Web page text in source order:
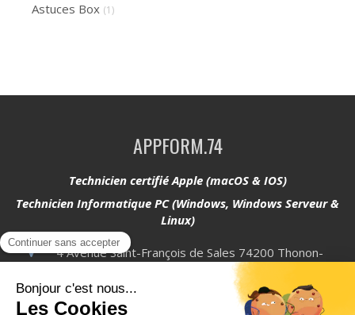
Astuces Box (1)
APPFORM.74
Technicien certifié Apple (macOS & IOS)
Technicien Informatique PC (Windows, Windows Serveur &
Linux)
4 Avenue Saint-François de Sales 74200 Thonon-
Afficher le téléphone